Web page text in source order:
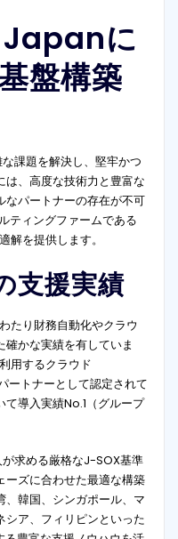
に
盤構築
課題を解決し、堅牢かつ
、高度な技術力と豊富な
なパートナーの存在が不可
ティングファームである
を提供します。
支援実績
り財務自動化やクラウ
確かな実績を有していま
用するクラウド
トナーとして認定されて
導入実績No.1（グループ
求める厳格なJ-SOX基準
ーズに合わせた最適な構築
韓国、シンガポール、マ
シア、フィリピンといった